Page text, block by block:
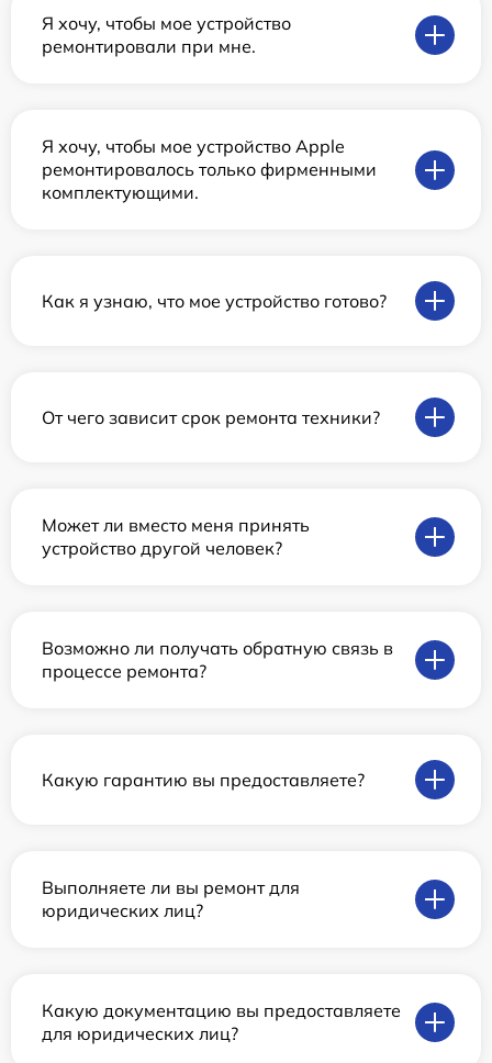
Я хочу, чтобы мое устройство
ремонтировали при мне.
Я хочу, чтобы мое устройство Apple
ремонтировалось только фирменными
комплектующими.
Как я узнаю, что мое устройство готово?
От чего зависит срок ремонта техники?
Может ли вместо меня принять
устройство другой человек?
Возможно ли получать обратную связь в
процессе ремонта?
Какую гарантию вы предоставляете?
Выполняете ли вы ремонт для
юридических лиц?
Какую документацию вы предоставляете
для юридических лиц?